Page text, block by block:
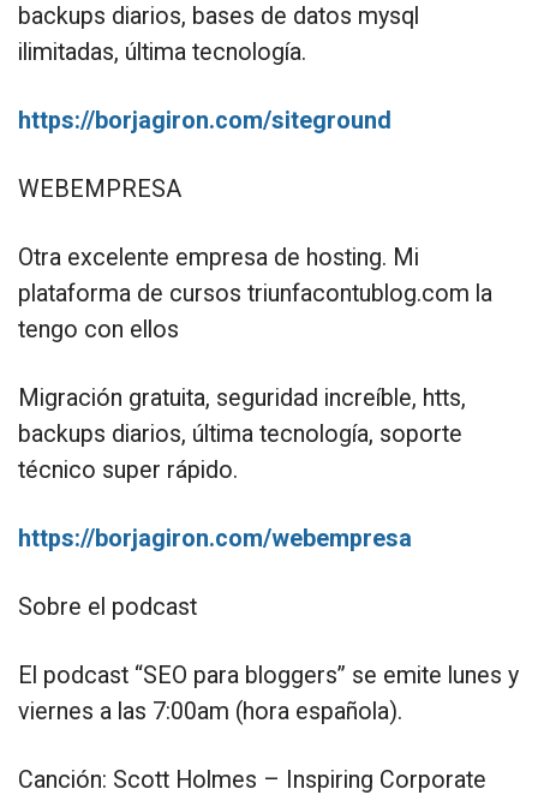
backups diarios, bases de datos mysql
ilimitadas, última tecnología.
https://borjagiron.com/siteground
WEBEMPRESA
Otra excelente empresa de hosting. Mi
plataforma de cursos triunfacontublog.com la
tengo con ellos
Migración gratuita, seguridad increíble, htts,
backups diarios, última tecnología, soporte
técnico super rápido.
https://borjagiron.com/webempresa
Sobre el podcast
El podcast “SEO para bloggers” se emite lunes y
viernes a las 7:00am (hora española).
Canción: Scott Holmes – Inspiring Corporate